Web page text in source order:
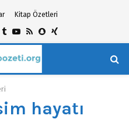
Kitap Özetleri
TumblrYoutube
RssSnapchat
Xing
hayatı